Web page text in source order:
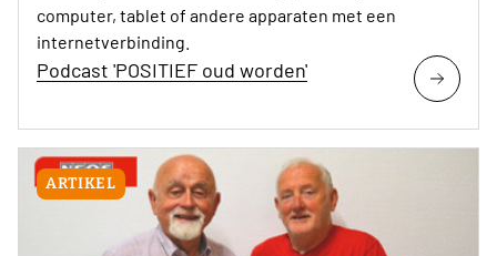
computer, tablet of andere apparaten met een
internetverbinding.
Podcast 'POSITIEF oud worden'
ARTIKEL